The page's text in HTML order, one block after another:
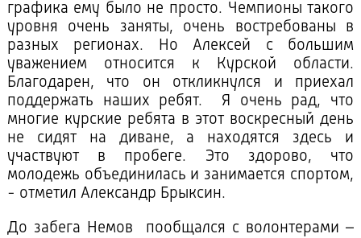
графика ему было не просто. Чемпионы такого
уровня очень заняты, очень востребованы в
разных регионах. Но Алексей с большим
уважением относится к Курской области.
Благодарен, что он откликнулся и приехал
поддержать наших ребят. Я очень рад, что
многие курские ребята в этот воскресный день
не сидят на диване, а находятся здесь и
участвуют в пробеге. Это здорово, что
молодежь объединилась и занимается спортом,
- отметил Александр Брыксин.
До забега Немов пообщался с волонтерами –